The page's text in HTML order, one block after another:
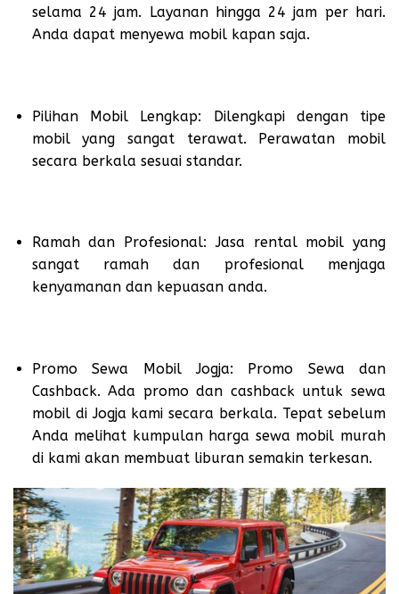
selama 24 jam. Layanan hingga 24 jam per hari.
Anda dapat menyewa mobil kapan saja.
Pilihan Mobil Lengkap: Dilengkapi dengan tipe
mobil yang sangat terawat. Perawatan mobil
secara berkala sesuai standar.
Ramah dan Profesional: Jasa rental mobil yang
sangat ramah dan profesional menjaga
kenyamanan dan kepuasan anda.
Promo Sewa Mobil Jogja: Promo Sewa dan
Cashback. Ada promo dan cashback untuk sewa
mobil di Jogja kami secara berkala. Tepat sebelum
Anda melihat kumpulan harga sewa mobil murah
di kami akan membuat liburan semakin terkesan.